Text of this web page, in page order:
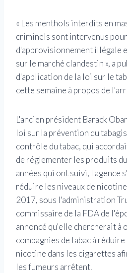
« Les menthols interdits en
criminels sont intervenus
d'approvisionnement illégale
sur le marché clandestin », a
d'application de la loi sur le
cette semaine à propos de
L'ancien président Barack
loi sur la prévention du
contrôle du tabac, qui
de réglementer les produits
années qui ont suivi, l'agence
réduire les niveaux de
2017, sous l'administration
commissaire de la FDA de
annoncé qu'elle chercherait à
compagnies de tabac à
nicotine dans les cigarettes
les fumeurs arrêtent.